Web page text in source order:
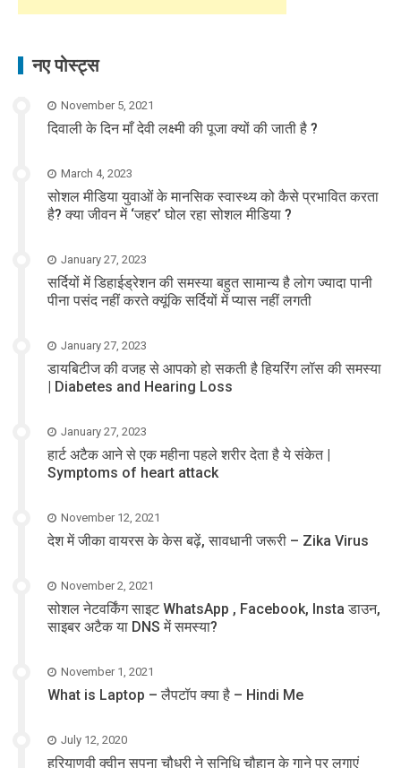
नए पोस्ट्स
November 5, 2021
दिवाली के दिन माँ देवी लक्ष्मी की पूजा क्यों की जाती है ?
March 4, 2023
सोशल मीडिया युवाओं के मानसिक स्वास्थ्य को कैसे प्रभावित करता
है? क्या जीवन में ‘जहर’ घोल रहा सोशल मीडिया ?
January 27, 2023
सर्दियों में डिहाईड्रेशन की समस्या बहुत सामान्य है लोग ज्यादा पानी
पीना पसंद नहीं करते क्यूंकि सर्दियों में प्यास नहीं लगती
January 27, 2023
डायबिटीज की वजह से आपको हो सकती है हियरिंग लॉस की समस्या
| Diabetes and Hearing Loss
January 27, 2023
हार्ट अटैक आने से एक महीना पहले शरीर देता है ये संकेत |
Symptoms of heart attack
November 12, 2021
देश में जीका वायरस के केस बढ़ें, सावधानी जरूरी – Zika Virus
November 2, 2021
सोशल नेटवर्किंग साइट WhatsApp , Facebook, Insta डाउन,
साइबर अटैक या DNS में समस्या?
November 1, 2021
What is Laptop – लैपटॉप क्या है – Hindi Me
July 12, 2020
हरियाणवी क्वीन सपना चौधरी ने सुनिधि चौहान के गाने पर लगाएं